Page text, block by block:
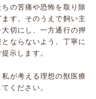
の苦痛や恐怖を取り除
す。そのうえで飼い主
切にし、一方通行の押
ならないよう、丁寧に
示します。
が考える理想の獣医療
ください。